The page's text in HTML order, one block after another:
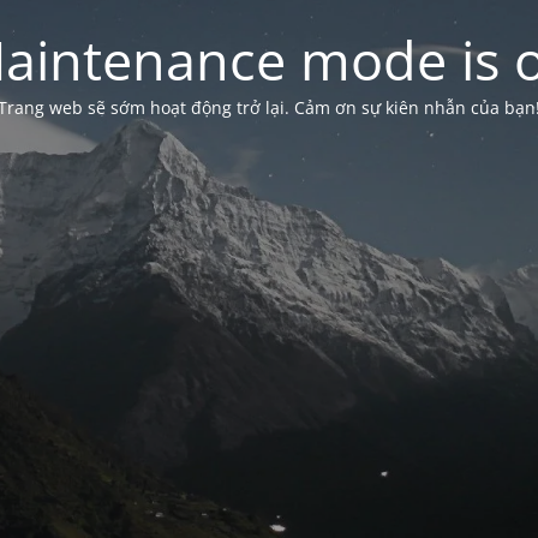
mode is
web sẽ sớm hoạt động trở lại. Cảm ơn sự kiên nhẫn của